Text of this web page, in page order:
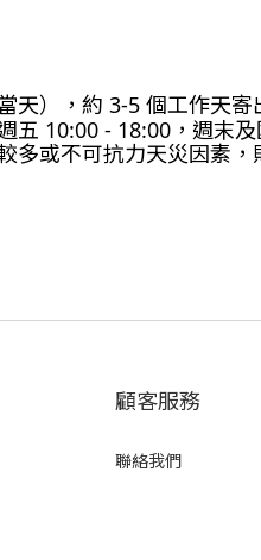
天），約 3-5 個工作天寄
五 10:00 - 18:00，週末
多或不可抗力天災因素，
顧客服務
聯絡我們